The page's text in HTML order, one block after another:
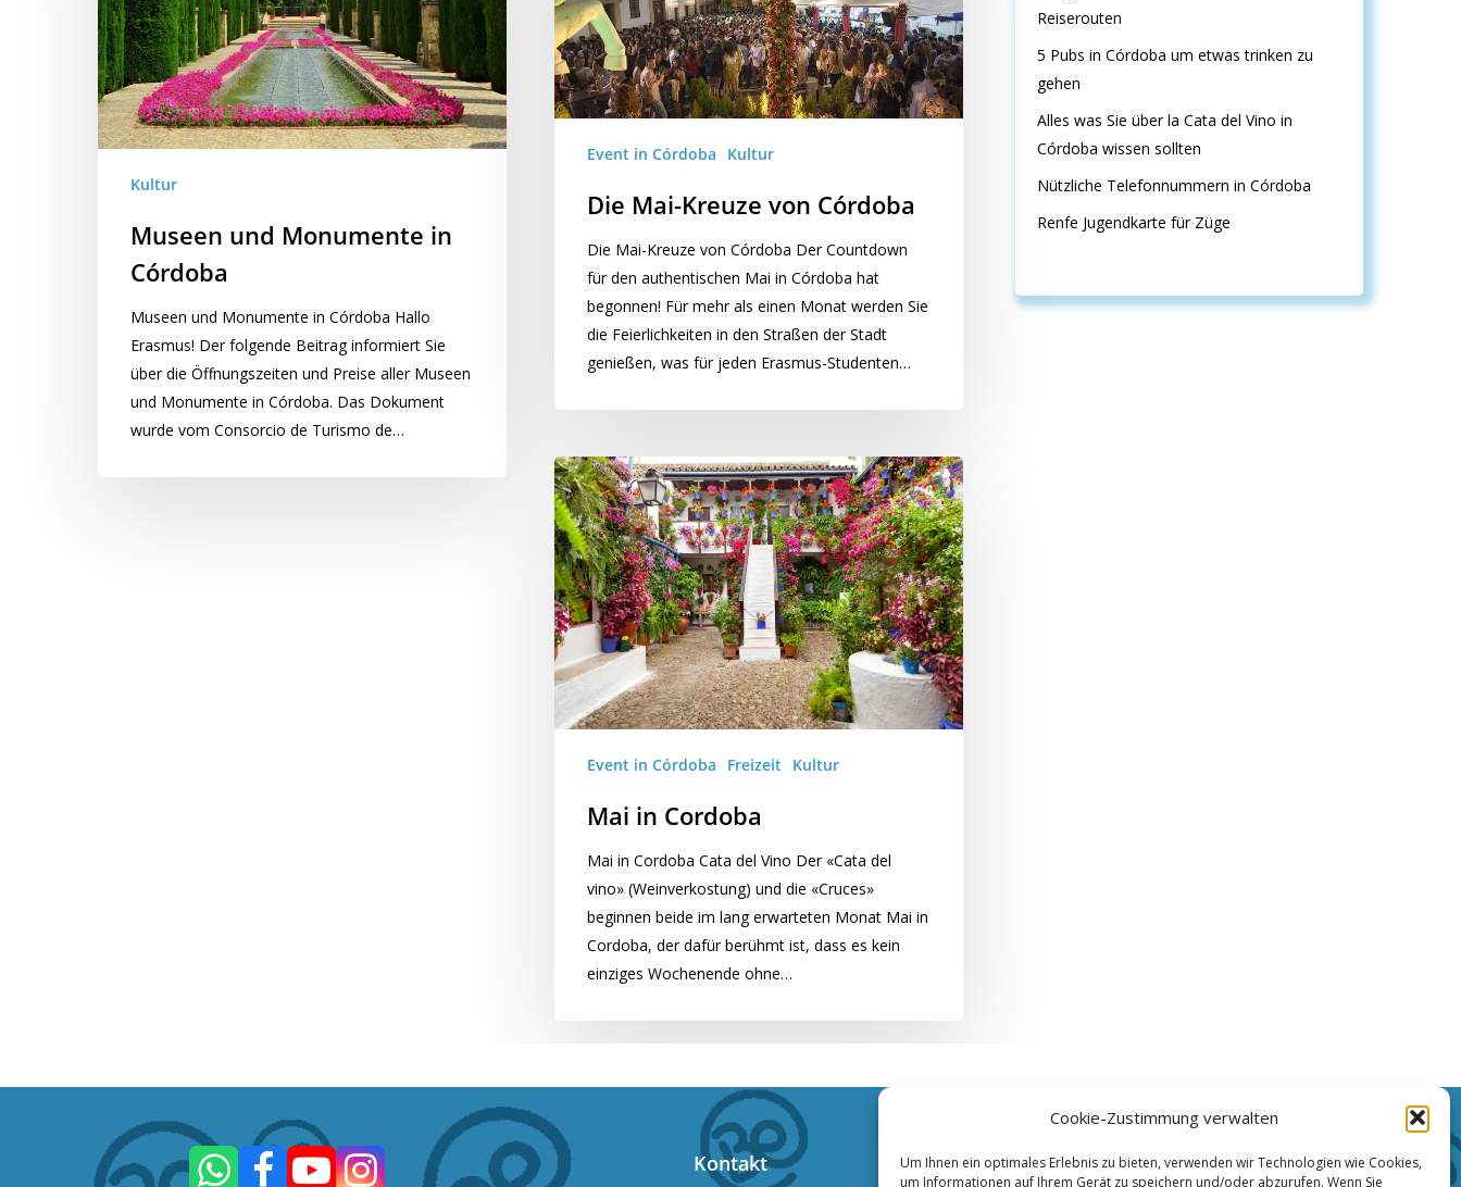
Cookie-Zustimmung verwalten
Um Ihnen ein optimales Erlebnis zu bieten, verwenden wir Technologien wie Cookies,
um Informationen auf Ihrem Gerät zu speichern und/oder abzurufen. Wenn Sie
Kultur
Museen und Monumente in
Córdoba
Museen und Monumente in Córdoba Hallo
Erasmus! Der folgende Beitrag informiert Sie
über die Öffnungszeiten und Preise aller Museen
und Monumente in Córdoba. Das Dokument
wurde vom Consorcio de Turismo de…
Event in Córdoba Kultur
Die Mai-Kreuze von Córdoba
Die Mai-Kreuze von Córdoba Der Countdown
für den authentischen Mai in Córdoba hat
begonnen! Für mehr als einen Monat werden Sie
die Feierlichkeiten in den Straßen der Stadt
genießen, was für jeden Erasmus-Studenten…
Event in Córdoba Freizeit Kultur
Mai in Cordoba
Mai in Cordoba Cata del Vino Der «Cata del
vino» (Weinverkostung) und die «Cruces»
beginnen beide im lang erwarteten Monat Mai in
Cordoba, der dafür berühmt ist, dass es kein
einziges Wochenende ohne…
Reiserouten
5 Pubs in Córdoba um etwas trinken zu
gehen
Alles was Sie über la Cata del Vino in
Córdoba wissen sollten
Nützliche Telefonnummern in Córdoba
Renfe Jugendkarte für Züge
Kontakt Haftungsausschluss